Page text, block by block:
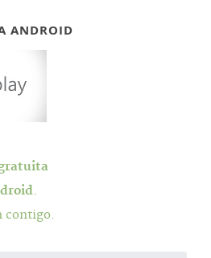
ANDROID
.
contigo.